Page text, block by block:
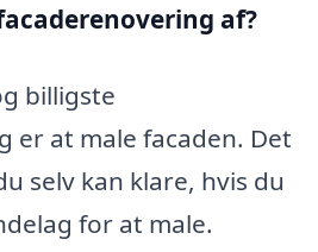
af?
billigste
er at male facaden. Det
selv kan klare, hvis du
for at male.